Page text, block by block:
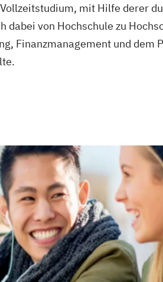
mit Hilfe derer
von Hochschule zu
Finanzmanagement und dem